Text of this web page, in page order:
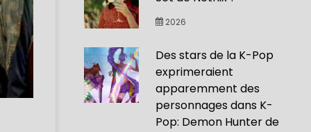
2026
Des stars de la K-Pop
exprimeraient
apparemment des
personnages dans K-
Pop: Demon Hunter de